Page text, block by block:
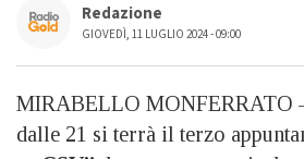
Redazione
GIOVEDÌ, 11 LUGLIO 2024 - 09:00
MIRABELLO MONFERRATO
dalle 21 si terrà il terzo